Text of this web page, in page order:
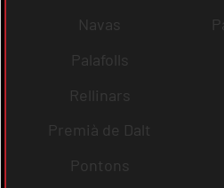
Navas
Palafolls
Rellinars
Premià de Dalt
Pontons